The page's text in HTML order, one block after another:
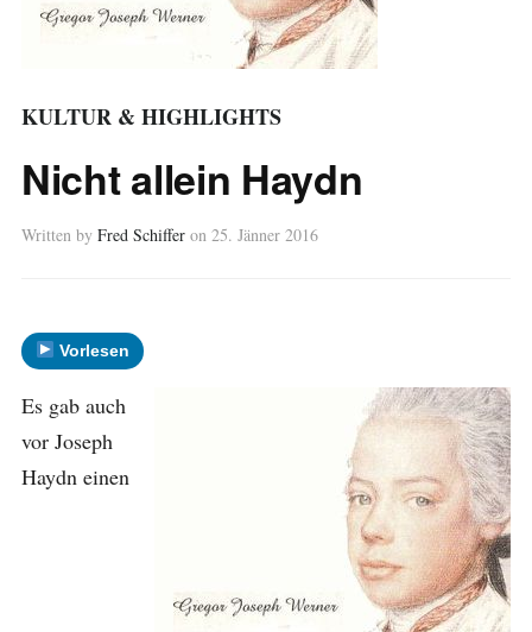
KULTUR & HIGHLIGHTS
Nicht allein Haydn
Written by Fred Schiffer on 25. Jänner 2016
Vorlesen
Es gab auch
vor Joseph
Haydn einen